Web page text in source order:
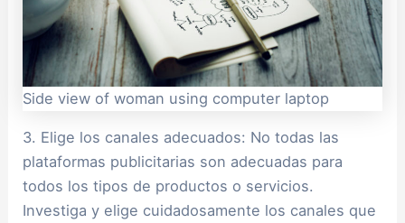
Side view of woman using computer laptop
3. Elige los canales adecuados: No todas las
plataformas publicitarias son adecuadas para
todos los tipos de productos o servicios.
Investiga y elige cuidadosamente los canales que